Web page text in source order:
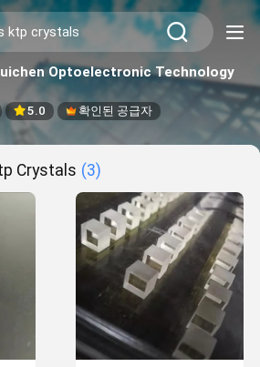
Optoelectronic Technology
5.0 확인된 공급자
Crystals (3)